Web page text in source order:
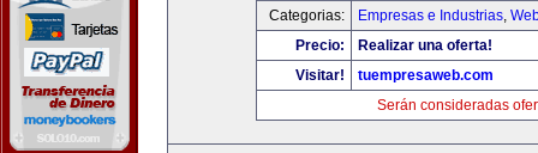
Categorias:
Empresas e Industrias,
Precio:
Realizar una oferta!
Visitar!
tuempresaweb.com
Serán consideradas